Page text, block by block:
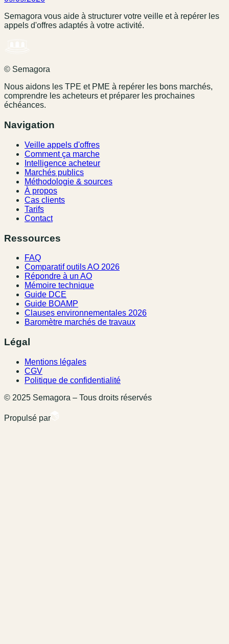
Semagora vous aide à structurer votre veille et à repérer les
appels d'offres adaptés à votre activité.
© Semagora
Nous aidons les TPE et PME à repérer les bons marchés,
comprendre les acheteurs et préparer les prochaines
échéances.
Navigation
Veille appels d'offres
Comment ça marche
Intelligence acheteur
Marchés publics
Méthodologie & sources
À propos
Cas clients
Tarifs
Contact
Ressources
FAQ
Comparatif outils AO 2026
Répondre à un AO
Mémoire technique
Guide DCE
Guide BOAMP
Clauses environnementales 2026
Baromètre marchés de travaux
Légal
Mentions légales
CGV
Politique de confidentialité
© 2025 Semagora – Tous droits réservés
Propulsé par